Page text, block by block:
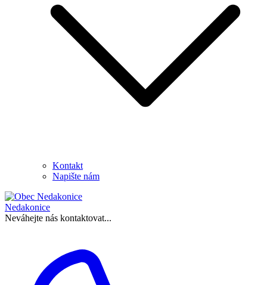
Kontakt
Napište nám
Nedakonice
Neváhejte nás kontaktovat...